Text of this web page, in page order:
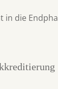
in die